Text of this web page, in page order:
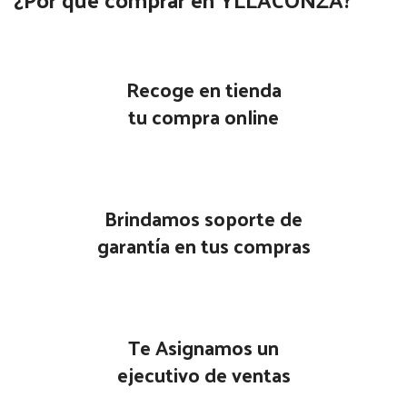
Recoge en tienda
tu compra online
Brindamos soporte de
garantía en tus compras
Te Asignamos un
ejecutivo de ventas